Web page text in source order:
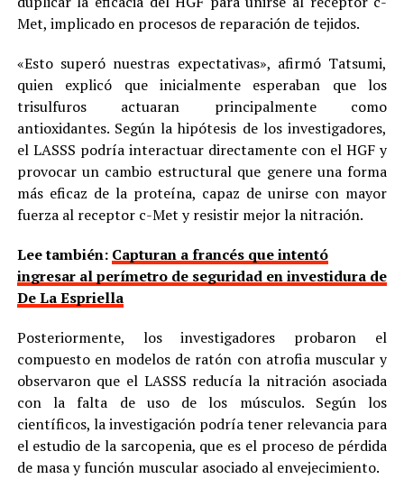
Met, implicado en procesos de reparación de tejidos.
«Esto superó nuestras expectativas», afirmó Tatsumi,
quien explicó que inicialmente esperaban que los
trisulfuros actuaran principalmente como
antioxidantes. Según la hipótesis de los investigadores,
el LASSS podría interactuar directamente con el HGF y
provocar un cambio estructural que genere una forma
más eficaz de la proteína, capaz de unirse con mayor
fuerza al receptor c-Met y resistir mejor la nitración.
Lee también: Capturan a francés que intentó
ingresar al perímetro de seguridad en investidura de
De La Espriella
Posteriormente, los investigadores probaron el
compuesto en modelos de ratón con atrofia muscular y
observaron que el LASSS reducía la nitración asociada
con la falta de uso de los músculos. Según los
científicos, la investigación podría tener relevancia para
el estudio de la sarcopenia, que es el proceso de pérdida
de masa y función muscular asociado al envejecimiento.